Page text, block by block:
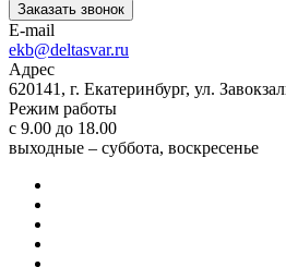
Заказать звонок
E-mail
ekb@deltasvar.ru
Адрес
620141, г. Екатеринбург, ул.
Режим работы
с 9.00 до 18.00
выходные – суббота, воскресенье